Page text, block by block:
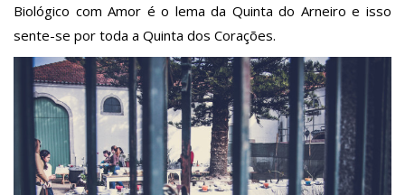
Biológico com Amor é o lema da Quinta do Arneiro e isso
sente-se por toda a Quinta dos Corações.